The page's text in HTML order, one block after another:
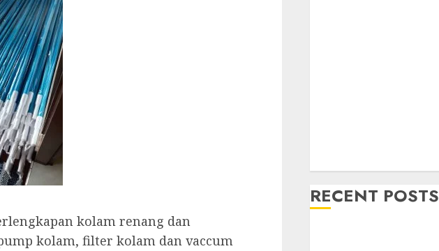
kolam renang dan
kolam, filter kolam dan vaccum
RECENT POSTS